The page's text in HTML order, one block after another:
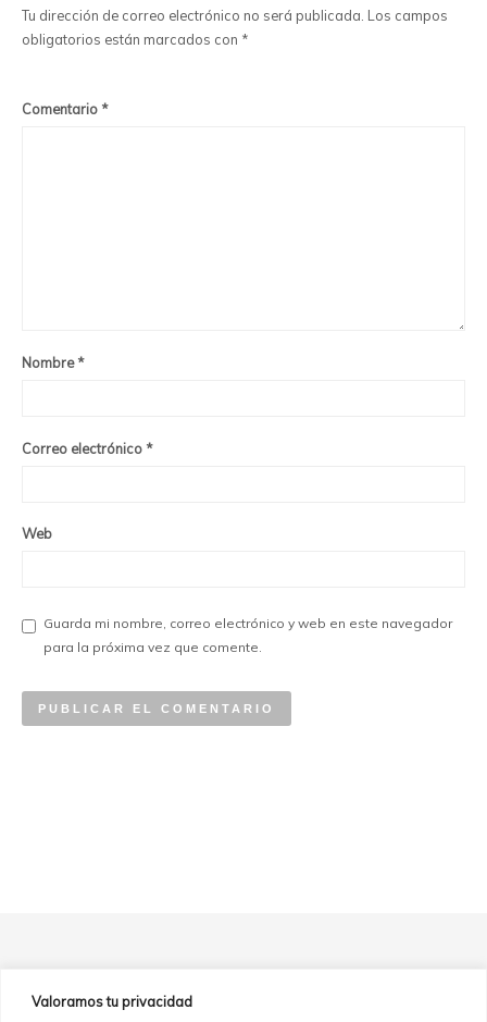
Valoramos tu privacidad
Tu dirección de correo electrónico no será publicada. Los campos
obligatorios están marcados con *
Comentario *
Nombre*
Correo electrónico *
Web
Guarda mi nombre, correo electrónico y web en este navegador
para la próxima vez que comente.